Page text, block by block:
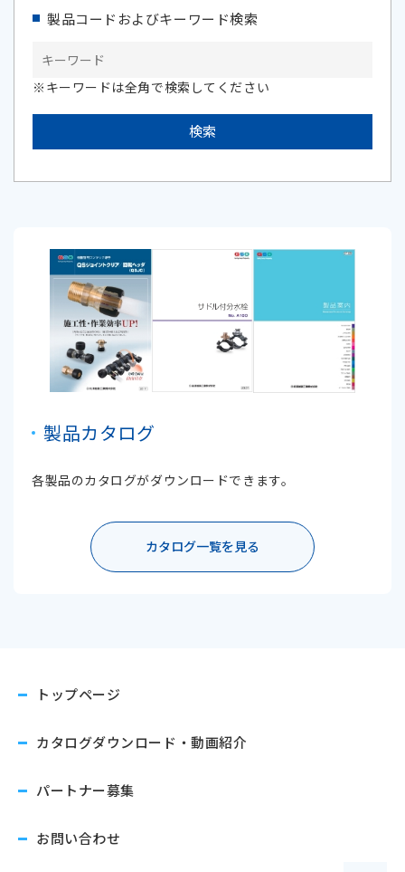
製品コードおよびキーワード検索
※キーワードは全角で検索してください
製品カタログ
各製品のカタログがダウンロードできます。
カタログ一覧を見る
トップページ
カタログダウンロード ・動画紹介
パートナー募集
お問い合わせ